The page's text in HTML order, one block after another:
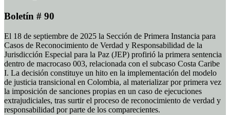
Boletín # 90
El 18 de septiembre de 2025 la Sección de Primera Instancia para
Casos de Reconocimiento de Verdad y Responsabilidad de la
Jurisdicción Especial para la Paz (JEP) profirió la primera sentencia
dentro de macrocaso 003, relacionada con el subcaso Costa Caribe
I. La decisión constituye un hito en la implementación del modelo
de justicia transicional en Colombia, al materializar por primera vez
la imposición de sanciones propias en un caso de ejecuciones
extrajudiciales, tras surtir el proceso de reconocimiento de verdad y
responsabilidad por parte de los comparecientes.